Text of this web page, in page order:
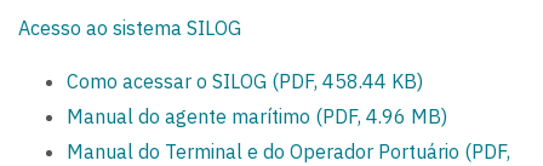
Acesso ao sistema SILOG
Como acessar o SILOG (PDF, 458.44 KB)
Manual do agente marítimo (PDF, 4.96 MB)
Manual do Terminal e do Operador Portuário (PDF,